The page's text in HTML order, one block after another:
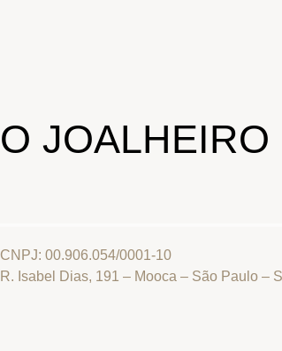
O JOALHEIRO
CNPJ: 00.906.054/0001-10
R. Isabel Dias, 191 – Mooca – São Paulo –